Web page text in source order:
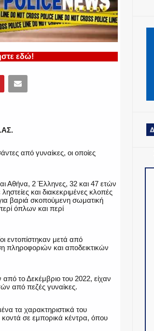
εδώ!
από γυναίκες, οι οποίες
Αθήνα, 2 Έλληνες, 32 και 47 ετών
και διακεκριμένες κλοπές
βαριά σκοπούμενη σωματική
όπλων και περί
εντοπίστηκαν μετά από
πληροφοριών και αποδεικτικών
το Δεκέμβριο του 2022, είχαν
από πεζές γυναίκες.
τα χαρακτηριστικά του
σε εμπορικά κέντρα, όπου